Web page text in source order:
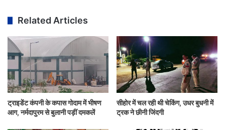
Related Articles
ट्राइडेंट कंपनी के कपास गोदाम में भीषण
आग, नर्मदापुरम से बुलानी पड़ीं दमकलें
सीहोर में चल रही थी चेकिंग, उधर बुधनी में
ट्रक ने छीनी जिंदगी